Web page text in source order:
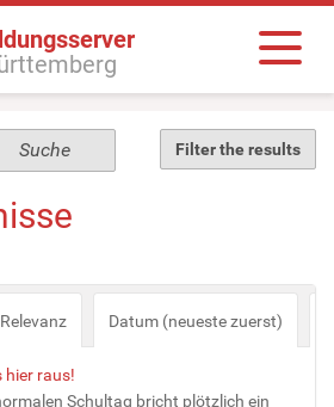
Filter the results
Relevanz Datum (neueste zuerst)
hier raus!
Schultag bricht plötzlich ein